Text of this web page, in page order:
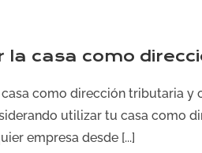
la casa como
como dirección tributaria y
utilizar tu casa como
empresa desde [...]